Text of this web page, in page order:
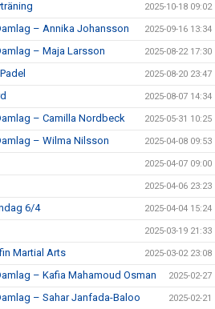
2025-10-18 09:02
– Annika Johansson 2025-09-16 13:34
– Maja Larsson 2025-08-22 17:30
2025-08-20 23:47
2025-08-07 14:34
– Camilla Nordbeck 2025-05-31 10:25
– Wilma Nilsson 2025-04-08 09:53
2025-04-07 09:00
2025-04-06 23:23
6/4 2025-04-04 15:24
2025-03-19 21:33
Martial Arts 2025-03-02 23:08
– Kafia Mahamoud Osman 2025-02-27
– Sahar Janfada-Baloo 2025-02-21